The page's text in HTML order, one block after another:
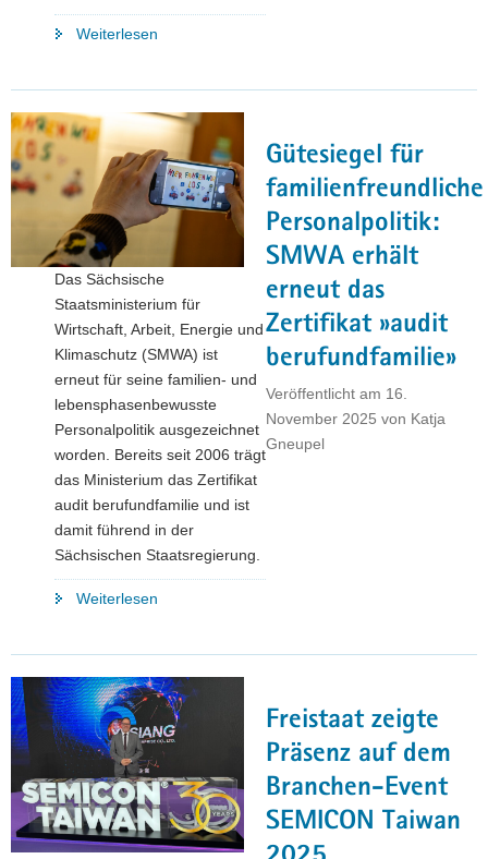
Weiterlesen
Sachsen
–
eine
Zwischenbilanz,
die
zeigt:
Wir
kommen
voran"
Gütesiegel für
familienfreundliche
Personalpolitik:
SMWA erhält
erneut das
Zertifikat »audit
berufundfamilie»
Veröffentlicht am 16.
November 2025 von Katja
Gneupel
Das Sächsische
Staatsministerium für
Wirtschaft, Arbeit, Energie und
Klimaschutz (SMWA) ist
erneut für seine familien- und
lebensphasenbewusste
Personalpolitik ausgezeichnet
worden. Bereits seit 2006 trägt
das Ministerium das Zertifikat
audit berufundfamilie und ist
damit führend in der
Sächsischen Staatsregierung.
Weiterlesen
Personalpolitik:
SMWA
erhält
erneut
das
Zertifikat
»audit
berufundfamilie»"
Freistaat zeigte
Präsenz auf dem
Branchen-Event
SEMICON Taiwan